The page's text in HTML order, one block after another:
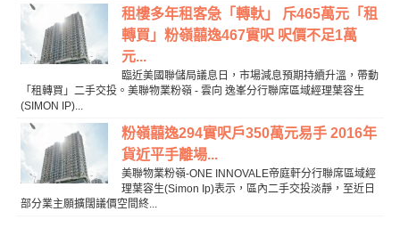
租樓多年租客急「轉軑」 斥465萬元「租
轉買」粉嶺囍逸467實呎 呎價不足1萬
元...
臨近美國聯儲局議息日，市場減息預期持續升溫，帶動
「租轉買」二手交投。美聯物業粉嶺 - 雲向 逸峯分行聯席區域經理葉容生
(SIMON IP)...
粉嶺囍逸294實呎戶350萬元易手 2016年
貨近平手離場...
美聯物業粉嶺-ONE INNOVALE帝庭軒分行聯席區域經
理葉容生(Simon Ip)表示，區內二手交投淡靜，至近日
部分業主願擴闊議價空間終...